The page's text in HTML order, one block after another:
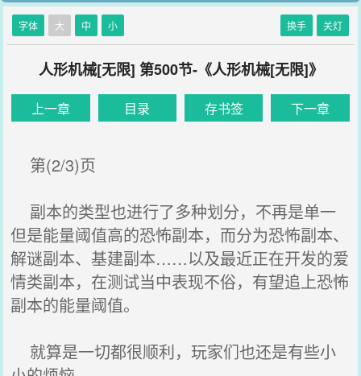
字体 大 中 小 换手 关灯
人形机械[无限] 第500节-《人形机械[无限]》
上一章 目录 存书签 下一章
第(2/3)页
副本的类型也进行了多种划分，不再是单一
但是能量阈值高的恐怖副本，而分为恐怖副本、
解谜副本、基建副本……以及最近正在开发的爱
情类副本，在测试当中表现不俗，有望追上恐怖
副本的能量阈值。
就算是一切都很顺利，玩家们也还是有些小